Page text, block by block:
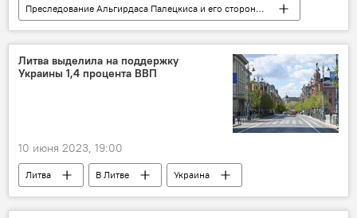
Преследование Альгирдаса Палецкиса и его сторонников в Литве
В Литве
Литва
активисты
Литва выделила на поддержку
Украины 1,4 процента ВВП
10 июня 2023, 19:00
Литва В Литве
Украина
Министерство финансов